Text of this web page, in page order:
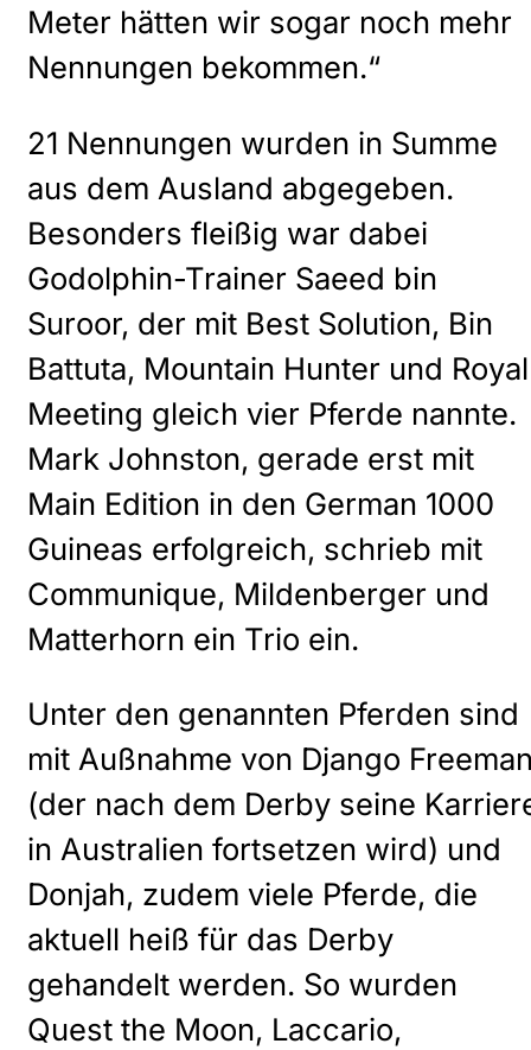
Meter hätten wir sogar noch mehr
Nennungen bekommen.“
21 Nennungen wurden in Summe
aus dem Ausland abgegeben.
Besonders fleißig war dabei
Godolphin-Trainer Saeed bin
Suroor, der mit Best Solution, Bin
Battuta, Mountain Hunter und Royal
Meeting gleich vier Pferde nannte.
Mark Johnston, gerade erst mit
Main Edition in den German 1000
Guineas erfolgreich, schrieb mit
Communique, Mildenberger und
Matterhorn ein Trio ein.
Unter den genannten Pferden sind
mit Außnahme von Django
(der nach dem Derby seine
in Australien fortsetzen wird) und
Donjah, zudem viele Pferde, die
aktuell heiß für das Derby
gehandelt werden. So wurden
Quest the Moon, Laccario,